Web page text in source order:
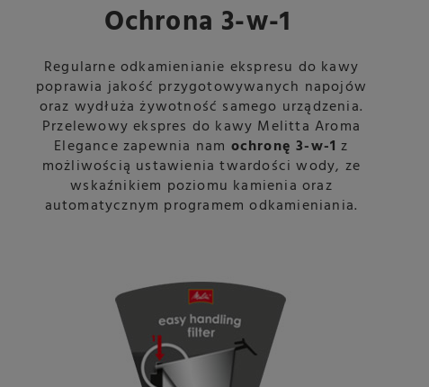
Ochrona 3-w-1
Regularne odkamienianie ekspresu do kawy
poprawia jakość przygotowywanych napojów
oraz wydłuża żywotność samego urządzenia.
Przelewowy ekspres do kawy Melitta Aroma
Elegance zapewnia nam ochronę 3-w-1 z
możliwością ustawienia twardości wody, ze
wskaźnikiem poziomu kamienia oraz
automatycznym programem odkamieniania.